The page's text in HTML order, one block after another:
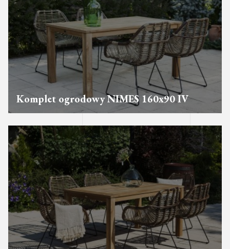
Komplet ogrodowy NIMES 160x90 IV